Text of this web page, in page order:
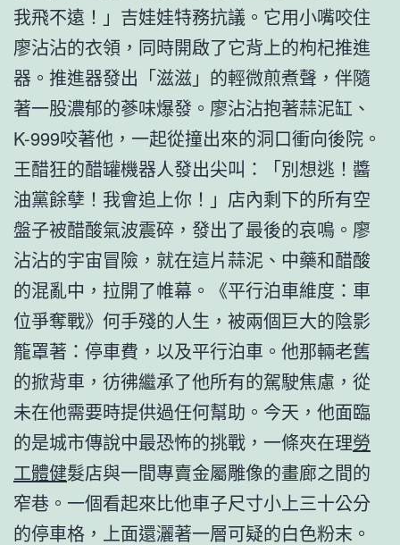
我飛不遠！」吉娃娃特務抗議。它用小嘴咬住
廖沾沾的衣領，同時開啟了它背上的枸杞推進
器。推進器發出「滋滋」的輕微煎煮聲，伴隨
著一股濃郁的蔘味爆發。廖沾沾抱著蒜泥缸、
K-999咬著他，一起從撞出來的洞口衝向後院。
王醋狂的醋罐機器人發出尖叫：「別想逃！醬
油黨餘孽！我會追上你！」店內剩下的所有空
盤子被醋酸氣波震碎，發出了最後的哀鳴。廖
沾沾的宇宙冒險，就在這片蒜泥、中藥和醋酸
的混亂中，拉開了帷幕。《平行泊車維度：車
位爭奪戰》何手殘的人生，被兩個巨大的陰影
籠罩著：停車費，以及平行泊車。他那輛老舊
的掀背車，彷彿繼承了他所有的駕駛焦慮，從
未在他需要時提供過任何幫助。今天，他面臨
的是城市傳說中最恐怖的挑戰，一條夾在理勞
工體健髮店與一間專賣金屬雕像的畫廊之間的
窄巷。一個看起來比他車子尺寸小上三十公分
的停車格，上面還灑著一層可疑的白色粉末。